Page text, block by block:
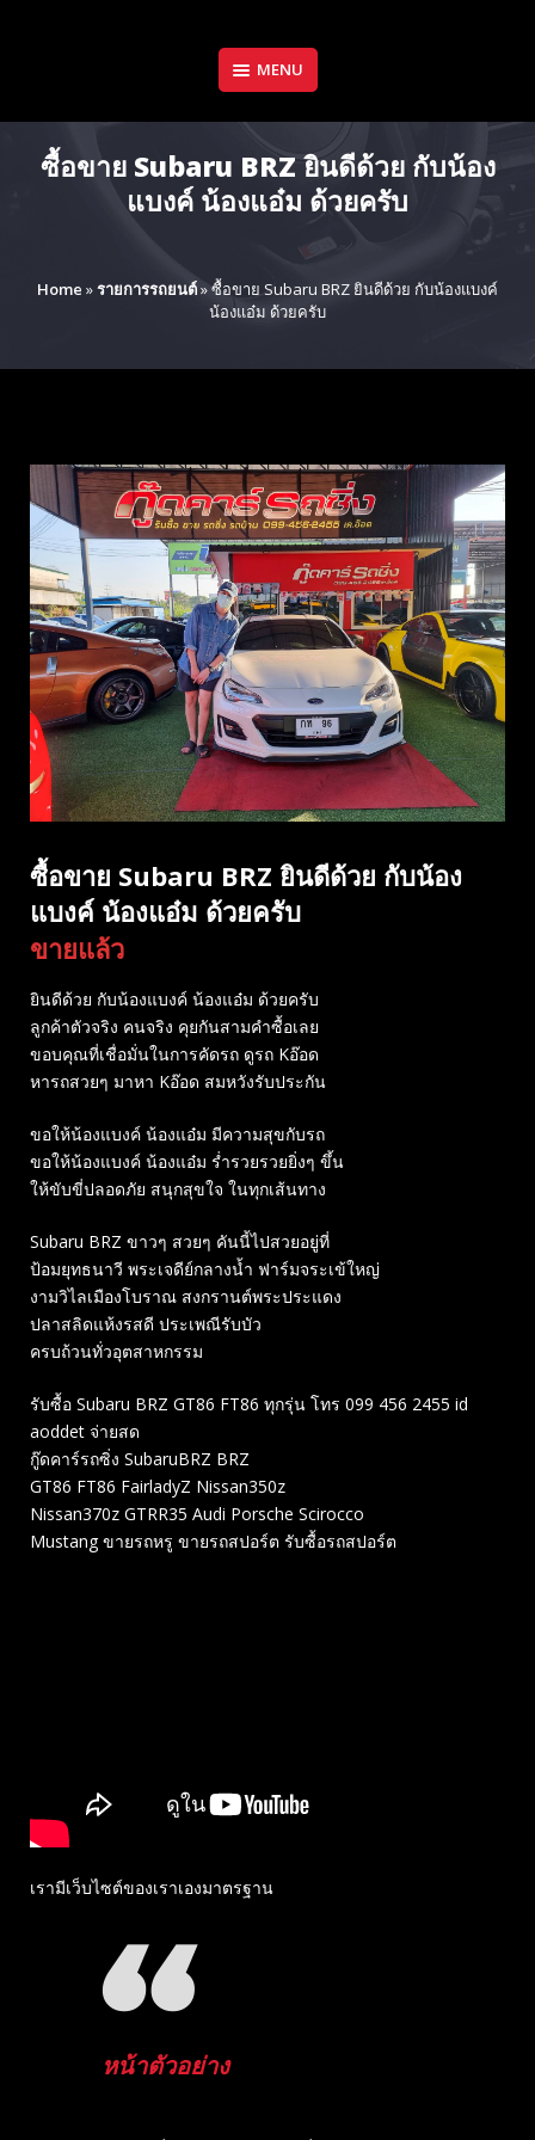
MENU
ซื้อขาย Subaru BRZ ยินดีด้วย กับน้อง
แบงค์ น้องแอ๋ม ด้วยครับ
Home »รายการรถยนต์»ซื้อขาย Subaru BRZ ยินดีด้วย กับน้องแบงค์
น้องแอ๋ม ด้วยครับ
ซื้อขาย Subaru BRZ ยินดีด้วย กับน้อง
แบงค์ น้องแอ๋ม ด้วยครับ
ขายแล้ว
ยินดีด้วย กับน้องแบงค์ น้องแอ๋ม ด้วยครับ
ลูกค้าตัวจริง คนจริง คุยกันสามคำซื้อเลย
ขอบคุณที่เชื่อมั่นในการคัดรถ ดูรถ Kอ๊อด
หารถสวยๆ มาหา Kอ๊อด สมหวังรับประกัน
ขอให้น้องแบงค์ น้องแอ๋ม มีความสุขกับรถ
ขอให้น้องแบงค์ น้องแอ๋ม ร่ำรวยรวยยิ่งๆ ขึ้น
ให้ขับขี่ปลอดภัย สนุกสุขใจ ในทุกเส้นทาง
Subaru BRZ ขาวๆ สวยๆ คันนี้ไปสวยอยู่ที่
ป้อมยุทธนาวี พระเจดีย์กลางน้ำ ฟาร์มจระเข้ใหญ่
งามวิไลเมืองโบราณ สงกรานต์พระประแดง
ปลาสลิดแห้งรสดี ประเพณีรับบัว
ครบถ้วนทั่วอุตสาหกรรม
รับซื้อ Subaru BRZ GT86 FT86 ทุกรุ่น โทร 099 456 2455 id
aoddet จ่ายสด
กู๊ดคาร์รถซิ่ง SubaruBRZ BRZ
GT86 FT86 FairladyZ Nissan350z
Nissan370z GTRR35 Audi Porsche Scirocco
Mustang ขายรถหรู ขายรถสปอร์ต รับซื้อรถสปอร์ต
เรามีเว็บไซต์ของเราเองมาตรฐาน
หน้าตัวอย่าง